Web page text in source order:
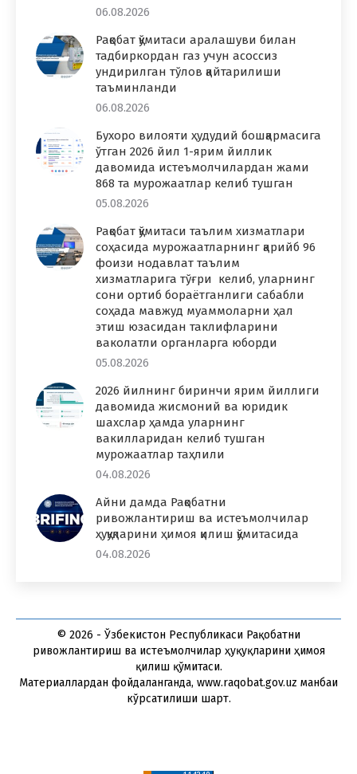
06.08.2026
Рақобат қўмитаси аралашуви билан
тадбиркордан газ учун асоссиз
ундирилган тўлов қайтарилиши
таъминланди
06.08.2026
Бухоро вилояти ҳудудий бошқармасига
ўтган 2026 йил 1-ярим йиллик
давомида истеъмолчилардан жами
868 та мурожаатлар келиб тушган
05.08.2026
Рақобат қўмитаси таълим хизматлари
соҳасида мурожаатларнинг қарийб 96
фоизи нодавлат таълим
хизматларига тўғри келиб, уларнинг
сони ортиб бораётганлиги сабабли
соҳада мавжуд муаммоларни ҳал
этиш юзасидан таклифларини
ваколатли органларга юборди
05.08.2026
2026 йилнинг биринчи ярим йиллиги
давомида жисмоний ва юридик
шахслар ҳамда уларнинг
вакилларидан келиб тушган
мурожаатлар таҳлили
04.08.2026
Айни дамда Рақобатни
ривожлантириш ва истеъмолчилар
ҳуқуқларини ҳимоя қилиш қўмитасида
04.08.2026
© 2026 - Ўзбекистон Республикаси Рақобатни
ривожлантириш ва истеъмолчилар ҳуқуқларини ҳимоя
қилиш қўмитаси.
Материаллардан фойдаланганда, www.raqobat.gov.uz манбаи
кўрсатилиши шарт.